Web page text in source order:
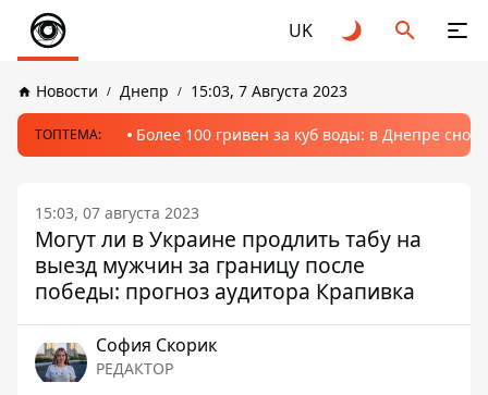
UK
Новости Днепр 15:03, 7 Августа 2023
ТОПТЕМА: Более 100 гривен за куб воды: в Днепре
15:03, 07 августа 2023
Могут ли в Украине продлить табу на
выезд мужчин за границу после
победы: прогноз аудитора Крапивка
София Скорик
РЕДАКТОР